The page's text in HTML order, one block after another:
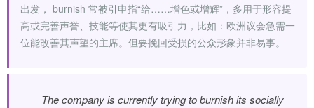
出发， burnish 常被引申指“给……增色或增辉”，多用于形容提
高或完善声誉、技能等使其更有吸引力，比如：欧洲议会急需一
位能改善其声望的主席。但要挽回受损的公众形象并非易事。
The company is currently trying to burnish its socially